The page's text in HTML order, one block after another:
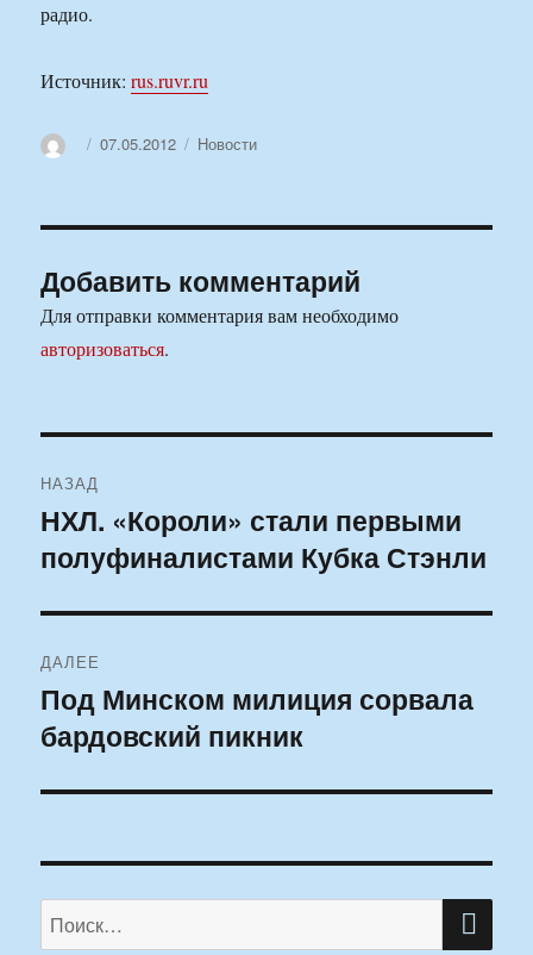
радио.
Источник:rus.ruvr.ru
АвторОпубликовано
07.05.2012 Рубрики
Новости
Добавить комментарий
Для отправки комментария вам необходимо
авторизоваться.
по
записям
НАЗАД
Предыдущая
запись:
НХЛ. «Короли» стали первыми
полуфиналистами Кубка Стэнли
ДАЛЕЕ
Следующая
запись:
Под Минском милиция сорвала
бардовский пикник
Искать: